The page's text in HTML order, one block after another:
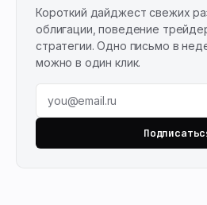
Короткий дайджест свежих
облигации, поведение
стратегии. Одно письмо в
можно в один клик.